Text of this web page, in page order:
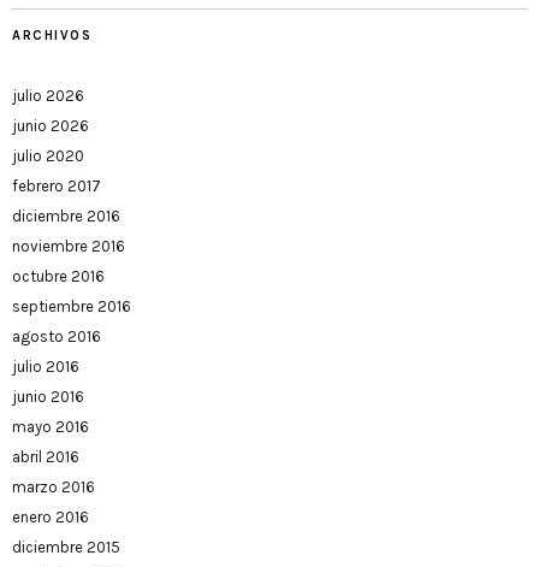
ARCHIVOS
julio 2026
junio 2026
julio 2020
febrero 2017
diciembre 2016
noviembre 2016
octubre 2016
septiembre 2016
agosto 2016
julio 2016
junio 2016
mayo 2016
abril 2016
marzo 2016
enero 2016
diciembre 2015